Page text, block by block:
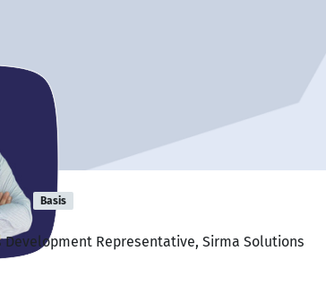
Basis
Representative, Sirma Solutions